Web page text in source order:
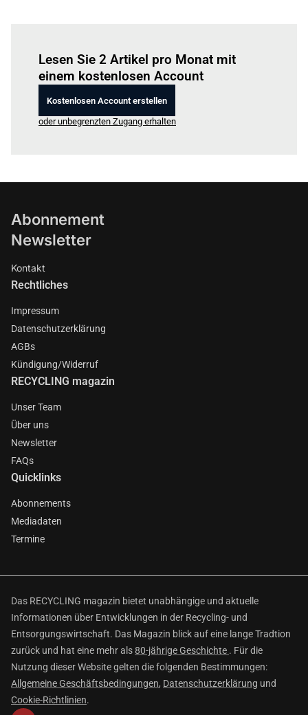
Lesen Sie 2 Artikel pro Monat mit
einem kostenlosen Account
Kostenlosen Account erstellen
oder unbegrenzten Zugang erhalten
Abonnement
Newsletter
Kontakt
Rechtliches
Impressum
Datenschutzerklärung
AGBs
Kündigung/Widerruf
RECYCLING magazin
Unser Team
Über uns
Newsletter
FAQs
Quicklinks
Abonnements
Mediadaten
Termine
Das RECYCLING magazin bietet unabhängige und aktuelle
Informationen über Entwicklungen in der Recycling- und
Entsorgungswirtschaft. Das Magazin blick auf eine lange Tradtion
zurück und hat eine mehr als80-jährige Geschichte . Für die
Nutzung dieser Website gelten die folgenden Bestimmungen:
Allgemeine Geschäftsbedingungen, Datenschutzerklärung und
Cookie-Richtlinien.